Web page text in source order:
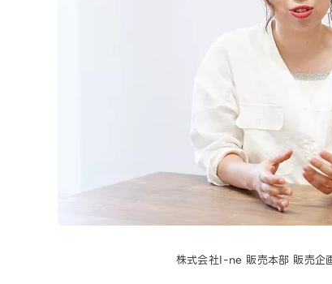
株式会社I-ne 販売本部 販売企